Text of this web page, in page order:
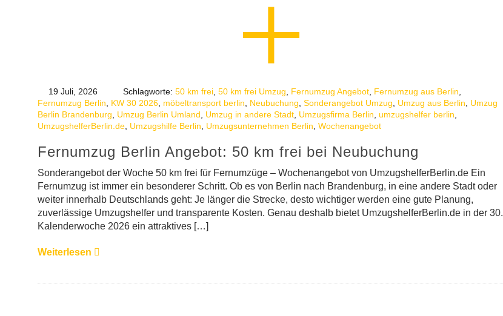
19 Juli, 2026 Schlagworte: 50 km frei 50 km frei Umzug Fernumzug Angebot Fernumzug aus Berlin
Fernumzug Berlin
KW 30 2026 möbeltransport berlin Neubuchung Sonderangebot Umzug Umzug aus Berlin
Umzug
Berlin Brandenburg
Umzug Berlin Umland Umzug in andere Stadt Umzugsfirma Berlin umzugshelfer berlin
UmzugshelferBerlin.de Umzugshilfe Berlin Umzugsunternehmen Berlin Wochenangebot
Fernumzug Berlin Angebot: 50 km frei bei Neubuchung
Sonderangebot der Woche 50 km frei für Fernumzüge – Wochenangebot von UmzugshelferBerlin.de Ein
Fernumzug ist immer ein besonderer Schritt. Ob es von Berlin nach Brandenburg, in eine andere Stadt oder
weiter innerhalb Deutschlands geht: Je länger die Strecke, desto wichtiger werden eine gute Planung,
zuverlässige Umzugshelfer und transparente Kosten. Genau deshalb bietet UmzugshelferBerlin.de in der 30.
Kalenderwoche 2026 ein attraktives […]
Weiterlesen